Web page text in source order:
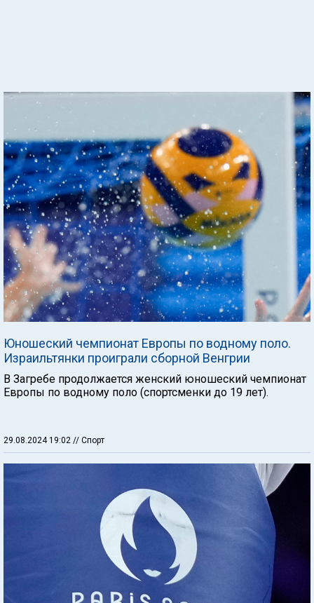
Юношеский чемпионат Европы по водному поло.
Израильтянки проиграли сборной Венгрии
В Загребе продолжается женский юношеский чемпионат
Европы по водному поло (спортсменки до 19 лет).
29.08.2024 19:02 // Спорт